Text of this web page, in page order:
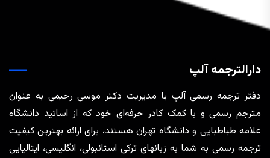
دارالترجمه آلپ
دفتر ترجمه رسمی آلپ با مدیریت دکتر موسی رحیمی به عنوان
مترجم رسمی و با کمک کادر حرفه‌ای خود که از اساتید دانشگاه
علامه طباطبایی و دانشگاه تهران هستند، برای ارائه بهترین کیفیت
ترجمه رسمی به شما به زبانهای ترکی استانبولی، انگلیسی، ایتالیایی